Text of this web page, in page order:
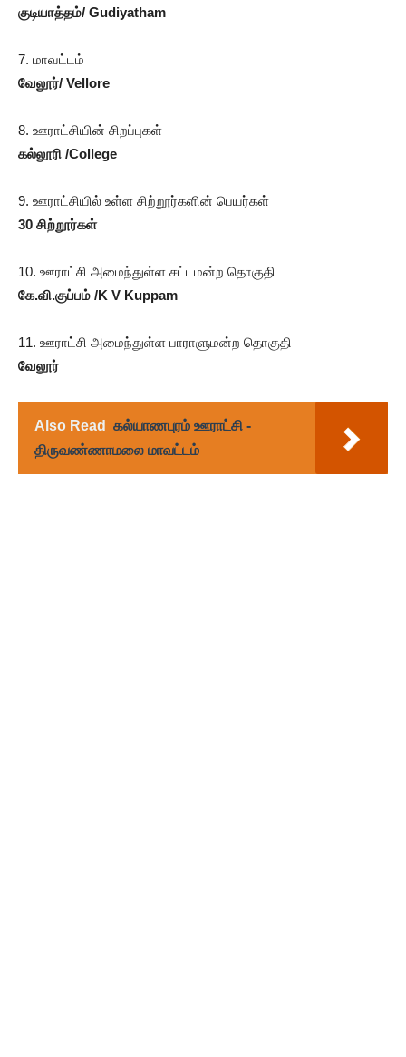
குடியாத்தம்/ Gudiyatham
7. மாவட்டம்
வேலூர்/ Vellore
8. ஊராட்சியின் சிறப்புகள்
கல்லூரி /College
9. ஊராட்சியில் உள்ள சிற்றூர்களின் பெயர்கள்
30 சிற்றூர்கள்
10. ஊராட்சி அமைந்துள்ள சட்டமன்ற தொகுதி
கே.வி.குப்பம் /K V Kuppam
11. ஊராட்சி அமைந்துள்ள பாராளுமன்ற தொகுதி
வேலூர்
Also Read
கல்யாணபுரம் ஊராட்சி -
திருவண்ணாமலை மாவட்டம்